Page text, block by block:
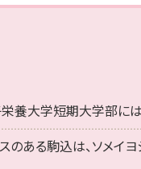
養大学短期大学部には
のある駒込は、ソメイ